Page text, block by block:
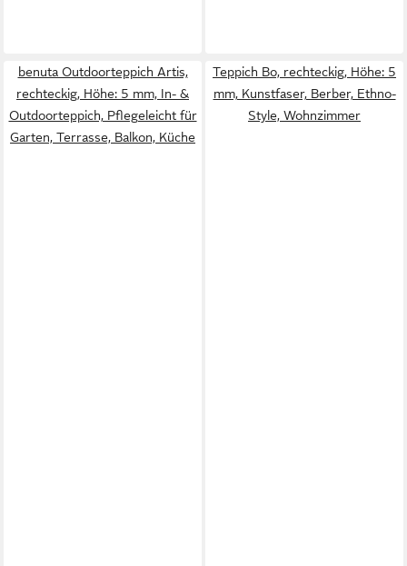
benuta Outdoorteppich Artis,
rechteckig, Höhe: 5 mm, In- &
Outdoorteppich, Pflegeleicht für
Garten, Terrasse, Balkon, Küche
Teppich Bo, rechteckig, Höhe: 5
mm, Kunstfaser, Berber, Ethno-
Style, Wohnzimmer